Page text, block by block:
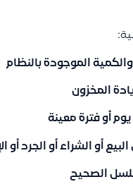
الموجودة بالنظام
المخزون
أو فترة معينة
أو الشراء أو الجرد أو
الصحيح